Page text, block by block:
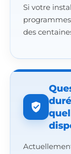
Si votre
des